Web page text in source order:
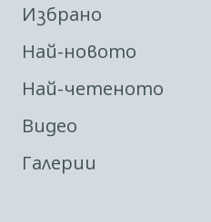
Избрано
Най-новото
Най-четеното
Видео
Галерии